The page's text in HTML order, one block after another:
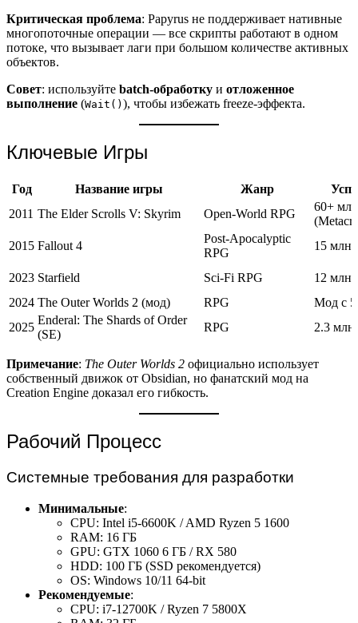
Критическая проблема: Papyrus не поддерживает нативные
многопоточные операции — все скрипты работают в одном
потоке, что вызывает лаги при большом количестве активных
объектов.
Совет: используйте batch-обработку и отложенное
выполнение (Wait() ), чтобы избежать freeze-эффекта.
Ключевые Игры
Год Название игры Жанр
2011 The Elder Scrolls V: Skyrim Open-World RPG
60+
2015 Fallout 4
Post-Apocalyptic
RPG
15 млн
2023 Starfield Sci-Fi RPG
12 млн
2024 The Outer Worlds 2 (мод) RPG
Мод с
2025
Enderal: The Shards of Order
(SE)
RPG 2.3 млн
Примечание: The Outer Worlds 2 официально использует
собственный движок от Obsidian, но фанатский мод на
Creation Engine доказал его гибкость.
Рабочий Процесс
Системные требования для разработки
Минимальные:
CPU: Intel i5-6600K / AMD Ryzen 5 1600
RAM: 16 ГБ
GPU: GTX 1060 6 ГБ / RX 580
HDD: 100 ГБ (SSD рекомендуется)
OS: Windows 10/11 64-bit
Рекомендуемые:
CPU: i7-12700K / Ryzen 7 5800X